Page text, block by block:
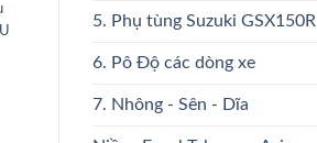
5. Phụ tùng Suzuki GSX150R
6. Pô Độ các dòng xe
7. Nhông - Sên - Dĩa